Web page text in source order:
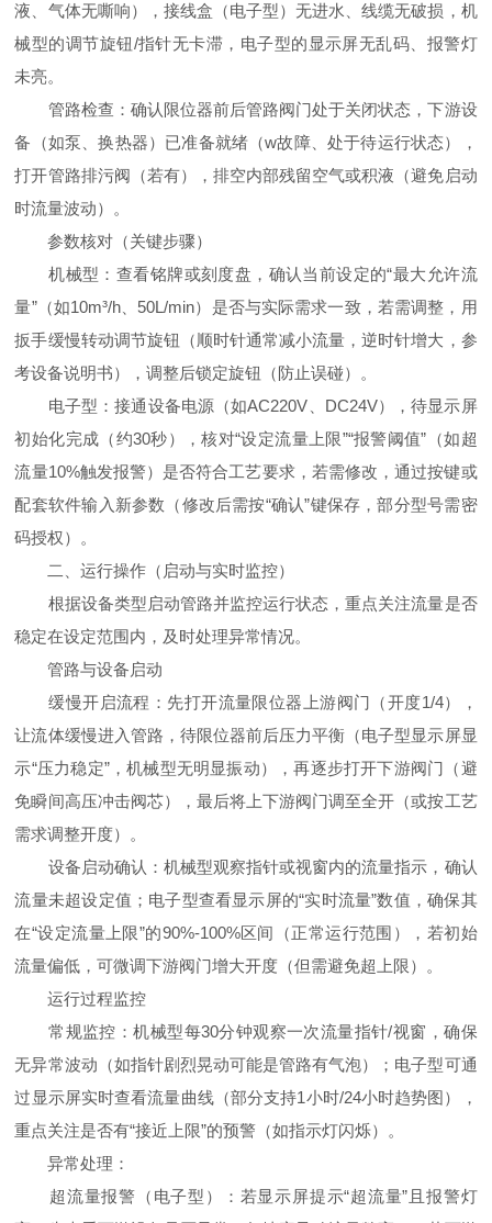
液、气体无嘶响），接线盒（电子型）无进水、线缆无破损，机
械型的调节旋钮/指针无卡滞，电子型的显示屏无乱码、报警灯
未亮。
管路检查：确认限位器前后管路阀门处于关闭状态，下游设
备（如泵、换热器）已准备就绪（w故障、处于待运行状态），
打开管路排污阀（若有），排空内部残留空气或积液（避免启动
时流量波动）。
参数核对（关键步骤）
机械型：查看铭牌或刻度盘，确认当前设定的“最大允许流
量”（如10m³/h、50L/min）是否与实际需求一致，若需调整，用
扳手缓慢转动调节旋钮（顺时针通常减小流量，逆时针增大，参
考设备说明书），调整后锁定旋钮（防止误碰）。
电子型：接通设备电源（如AC220V、DC24V），待显示屏
初始化完成（约30秒），核对“设定流量上限”“报警阈值”（如超
流量10%触发报警）是否符合工艺要求，若需修改，通过按键或
配套软件输入新参数（修改后需按“确认”键保存，部分型号需密
码授权）。
二、运行操作（启动与实时监控）
根据设备类型启动管路并监控运行状态，重点关注流量是否
稳定在设定范围内，及时处理异常情况。
管路与设备启动
缓慢开启流程：先打开流量限位器上游阀门（开度1/4），
让流体缓慢进入管路，待限位器前后压力平衡（电子型显示屏显
示“压力稳定”，机械型无明显振动），再逐步打开下游阀门（避
免瞬间高压冲击阀芯），最后将上下游阀门调至全开（或按工艺
需求调整开度）。
设备启动确认：机械型观察指针或视窗内的流量指示，确认
流量未超设定值；电子型查看显示屏的“实时流量”数值，确保其
在“设定流量上限”的90%-100%区间（正常运行范围），若初始
流量偏低，可微调下游阀门增大开度（但需避免超上限）。
运行过程监控
常规监控：机械型每30分钟观察一次流量指针/视窗，确保
无异常波动（如指针剧烈晃动可能是管路有气泡）；电子型可通
过显示屏实时查看流量曲线（部分支持1小时/24小时趋势图），
重点关注是否有“接近上限”的预警（如指示灯闪烁）。
异常处理：
超流量报警（电子型）：若显示屏提示“超流量”且报警灯